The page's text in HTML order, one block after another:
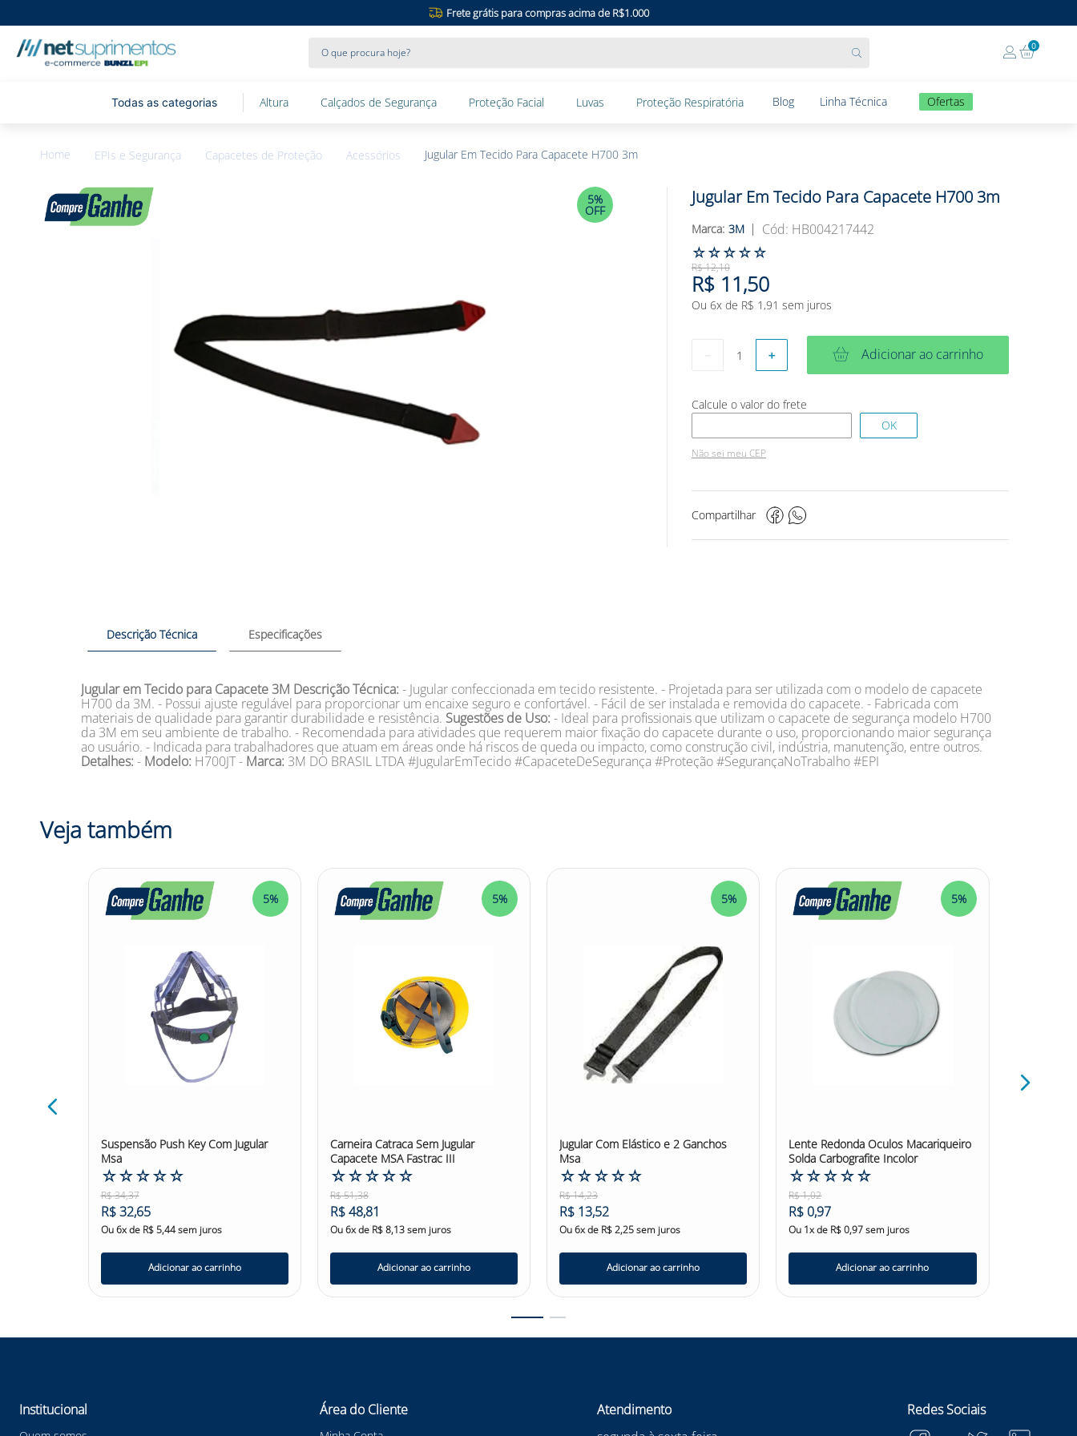
Frete grátis para compras acima de R$1.000
0
Altura Calçados de Segurança Proteção Facial Luvas Proteção Respiratória Blog Linha Técnica Ofertas
EPIs e Segurança Capacetes de Proteção Acessórios Jugular Em Tecido Para Capacete H700 3m
5%
OFF
Jugular Em Tecido Para Capacete H700 3m
3M : HB004217442
☆☆☆☆☆
R$12,10
R$ 11,50
Ou 6x de R$ 1 ,91 sem juros
＋ Adicionar ao carrinho
Não sei meu CEP
Compartilhar
Descrição Técnica Especificações
Jugular em Tecido para Capacete 3M Descrição Técnica: - Jugular confeccionada em tecido resistente. - Projetada para ser utilizada com o modelo de capacete
H700 da 3M. - Possui ajuste regulável para proporcionar um encaixe seguro e confortável. - Fácil de ser instalada e removida do capacete. - Fabricada com
materiais de qualidade para garantir durabilidade e resistência. Sugestões de Uso: - Ideal para profissionais que utilizam o capacete de segurança modelo H700
da 3M em seu ambiente de trabalho. - Recomendada para atividades que requerem maior fixação do capacete durante o uso, proporcionando maior segurança
ao usuário. - Indicada para trabalhadores que atuam em áreas onde há riscos de queda ou impacto, como construção civil, indústria, manutenção, entre outros.
Detalhes: - Modelo: H700JT - Marca: 3M DO BRASIL LTDA #JugularEmTecido #CapaceteDeSegurança #Proteção #SegurançaNoTrabalho #EPI
Veja também
5%
Suspensão Push Key Com Jugular
Msa
☆☆☆☆☆
R$34,37
R$ 32,65
Ou6x de R$ 5,44sem juros
Adicionar ao carrinho
5%
Carneira Catraca Sem Jugular
Capacete MSA Fastrac III
☆☆☆☆☆
R$51,38
R$48,81
Ou6x de R$8,13sem juros
Adicionar ao carrinho
5%
Jugular Com Elástico e 2 Ganchos
Msa
☆☆☆☆☆
R$14,23
R$ 13,52
Ou6x de R$2,25sem juros
Adicionar ao carrinho
5%
Lente Redonda Oculos Macariqueiro
Solda Carbografite Incolor
☆☆☆☆☆
R$1,02
R$ 0,97
Ou 1x de R$0,97sem juros
Adicionar ao carrinho
Institucional Área do Cliente
Atendimento
Redes Sociais